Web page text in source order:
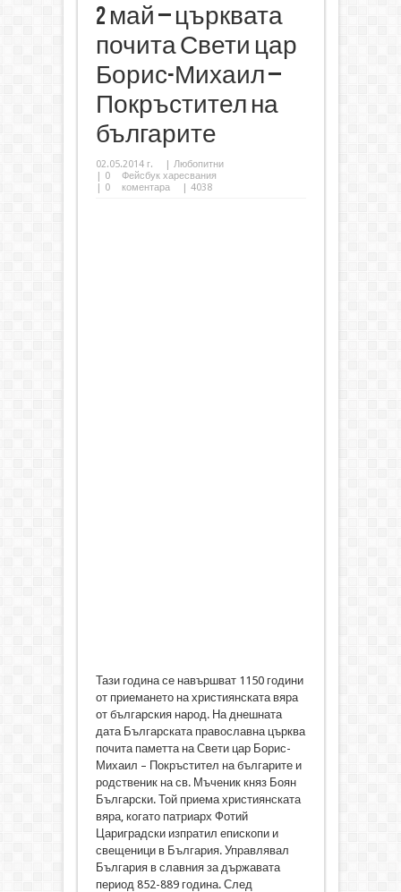
2 май – църквата
почита Свети цар
Борис-Михаил –
Покръстител на
българите
02.05.2014 г. | Любопитни
| 0
Фейсбук харесвания
| 0 коментара | 4038
Тази година се навършват 1150 години
от приемането на християнската вяра
от българския народ. На днешната
дата Българската православна църква
почита паметта на Свети цар Борис-
Михаил – Покръстител на българите и
родственик на св. Мъченик княз Боян
Български. Той приема християнската
вяра, когато патриарх Фотий
Цариградски изпратил епископи и
свещеници в България. Управлявал
България в славния за държавата
период 852-889 година. След